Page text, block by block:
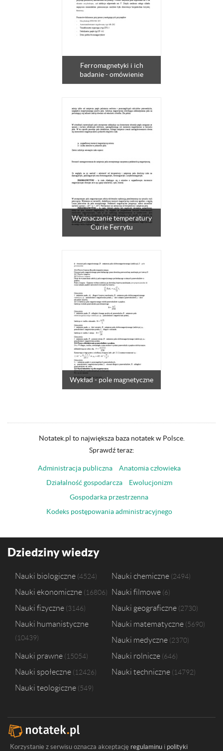
Ferromagnetyki i ich
badanie - omówienie
Wyznaczanie temperatury
Curie Ferrytu
Wykład - pole magnetyczne
Notatek.pl to największa baza notatek w Polsce.
Sprawdź teraz:
Administracja publiczna
Anatomia człowieka
Działalność gospodarcza
Ewolucjonizm
Gospodarka przestrzenna
Kodeks postępowania administracyjnego
Dziedziny wiedzy
Nauki biologiczne 4524 Nauki chemiczne 2494
Nauki ekonomiczne 16806 Nauki filmowe 6
Nauki fizyczne 3146 Nauki geograficzne 2730
Nauki humanistyczne
10439
Nauki matematyczne 5690
Nauki medyczne 2370
Nauki prawne 15054 Nauki rolnicze 646
Nauki społeczne 12426 Nauki techniczne 14792
Nauki teologiczne 549
Korzystanie z serwisu oznacza akceptację regulaminu i polityki